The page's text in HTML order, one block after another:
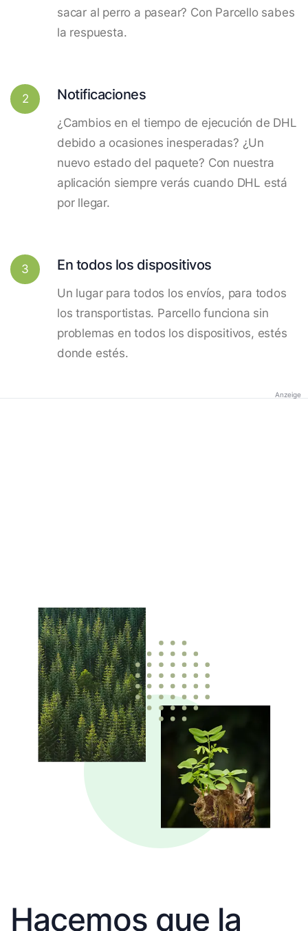
sacar al perro a pasear? Con Parcello sabes
la respuesta.
2 Notificaciones
¿Cambios en el tiempo de ejecución de DHL
debido a ocasiones inesperadas? ¿Un
nuevo estado del paquete? Con nuestra
aplicación siempre verás cuando DHL está
por llegar.
3 En todos los dispositivos
Un lugar para todos los envíos, para todos
los transportistas. Parcello funciona sin
problemas en todos los dispositivos, estés
donde estés.
Anzeige
Hacemos que la